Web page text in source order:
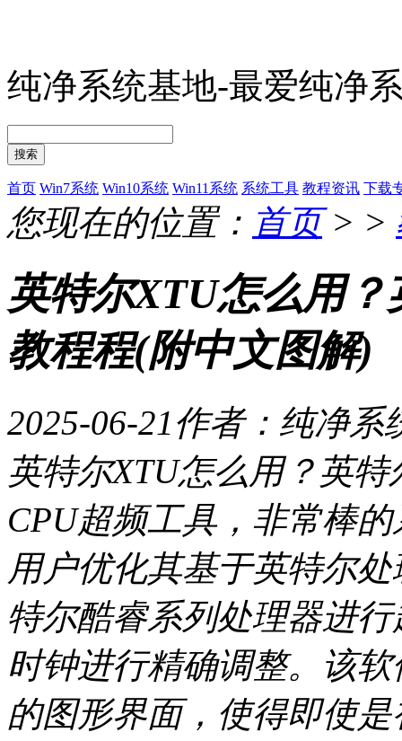
纯净系统基地-最爱纯净
搜索
首页 Win7系统 Win10系统 Win11系统 系统工具 教程资讯 下载
您现在的位置： 首页> >
英特尔XTU怎么用
教程程(附中文图解)
2025-06-21作者：纯净系
英特尔XTU怎么用？英
CPU超频工具，非常棒
用户优化其基于英特尔
特尔酷睿系列处理器进
时钟进行精确调整。该
的图形界面，使得即使